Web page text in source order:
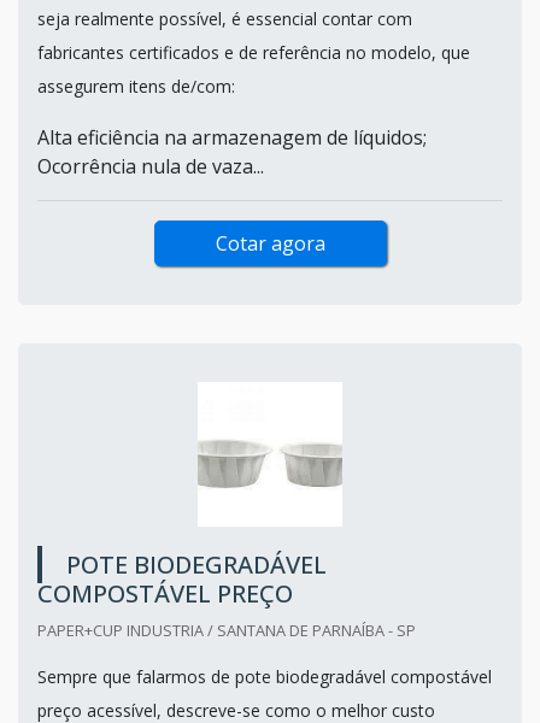
seja realmente possível, é essencial contar com
fabricantes certificados e de referência no modelo, que
assegurem itens de/com:
Alta eficiência na armazenagem de líquidos;
Ocorrência nula de vaza...
Cotar agora
POTE BIODEGRADÁVEL
COMPOSTÁVEL PREÇO
PAPER+CUP INDUSTRIA / SANTANA DE PARNAÍBA - SP
Sempre que falarmos de pote biodegradável compostável
preço acessível, descreve-se como o melhor custo